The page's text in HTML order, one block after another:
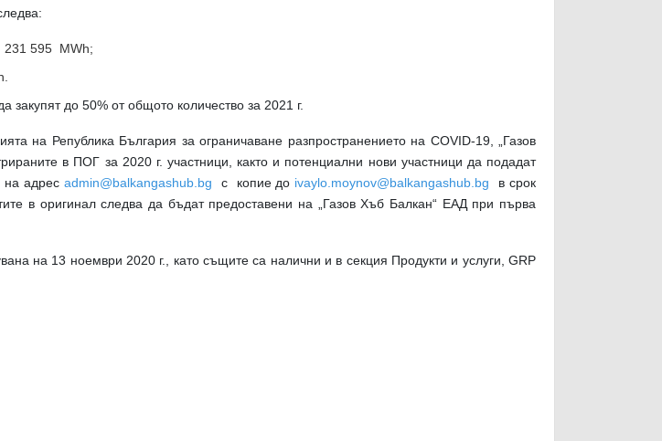
231 595 MWh;
до 50% от общото количество за 2021 г.
на Република България за ограничаване разпространението на COVID-19, „Газов
в ПОГ за 2020 г. участници, както и потенциални нови участници да подадат
на адрес admin@balkangashub.bg с копие до ivaylo.moynov@balkangashub.bg в срок
в оригинал следва да бъдат предоставени на „Газов Хъб Балкан“ ЕАД при първа
на 13 ноември 2020 г., като същите са налични и в секция Продукти и услуги, GRP